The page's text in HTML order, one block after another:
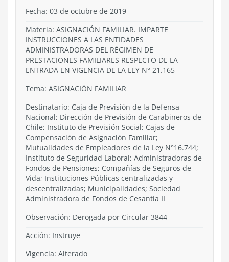
Fecha: 03 de octubre de 2019
Materia: ASIGNACIÓN FAMILIAR. IMPARTE
INSTRUCCIONES A LAS ENTIDADES
ADMINISTRADORAS DEL RÉGIMEN DE
PRESTACIONES FAMILIARES RESPECTO DE LA
ENTRADA EN VIGENCIA DE LA LEY N° 21.165
Tema: ASIGNACIÓN FAMILIAR
Destinatario: Caja de Previsión de la Defensa
Nacional; Dirección de Previsión de Carabineros de
Chile; Instituto de Previsión Social; Cajas de
Compensación de Asignación Familiar;
Mutualidades de Empleadores de la Ley N°16.744;
Instituto de Seguridad Laboral; Administradoras de
Fondos de Pensiones; Compañías de Seguros de
Vida; Instituciones Públicas centralizadas y
descentralizadas; Municipalidades; Sociedad
Administradora de Fondos de Cesantía II
Observación: Derogada por Circular 3844
Acción: Instruye
Vigencia: Alterado